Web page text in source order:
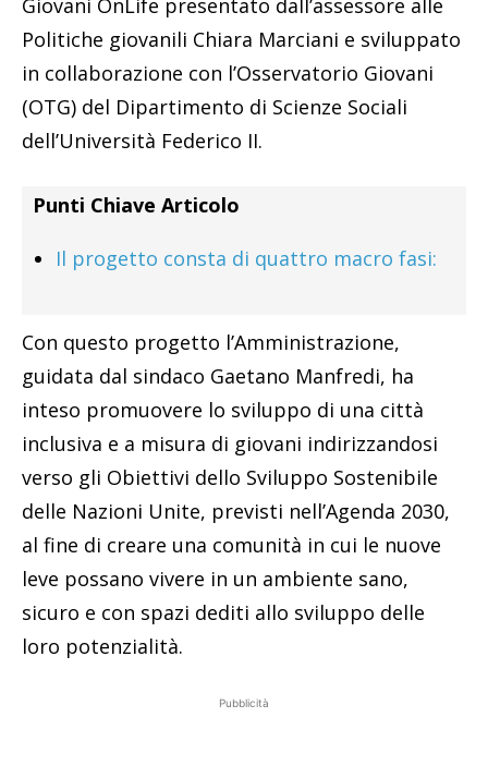
Giovani OnLife presentato dall’assessore alle
Politiche giovanili Chiara Marciani e sviluppato
in collaborazione con l’Osservatorio Giovani
(OTG) del Dipartimento di Scienze Sociali
dell’Università Federico II.
Punti Chiave Articolo
Il progetto consta di quattro macro fasi:
Con questo progetto l’Amministrazione,
guidata dal sindaco Gaetano Manfredi, ha
inteso promuovere lo sviluppo di una città
inclusiva e a misura di giovani indirizzandosi
verso gli Obiettivi dello Sviluppo Sostenibile
delle Nazioni Unite, previsti nell’Agenda 2030,
al fine di creare una comunità in cui le nuove
leve possano vivere in un ambiente sano,
sicuro e con spazi dediti allo sviluppo delle
loro potenzialità.
Pubblicità